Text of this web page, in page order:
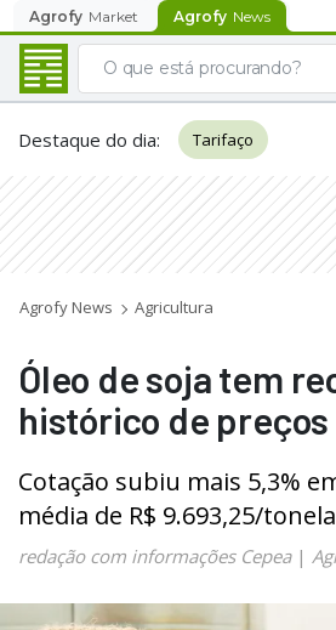
Agrofy Market Agrofy News
Destaque do dia: Tarifaço
Agrofy News Agricultura
Óleo de soja tem
histórico de preços
Cotação subiu mais 5,3%
média de R$ 9.693,25/
redação com informações Cepea|